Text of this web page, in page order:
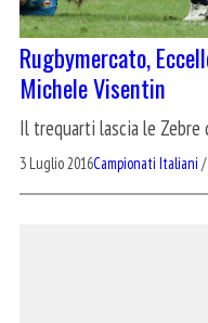
Rugbymercato,
Michele Visentin
Il trequarti lascia le Zebre
3 Luglio 2016Campionati Italiani /